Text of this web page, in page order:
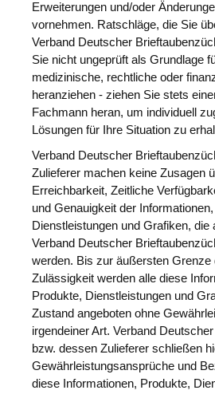
Erweiterungen und/oder
vornehmen. Ratschläge, die Sie
Verband Deutscher
Sie nicht ungeprüft als Grundlage
medizinische, rechtliche oder
heranziehen - ziehen Sie stets
Fachmann heran, um individuell
Lösungen für Ihre Situation zu
Verband Deutscher
Zulieferer machen keine Zusagen
Erreichbarkeit, Zeitliche
und Genauigkeit der
Dienstleistungen und Grafiken, die
Verband Deutscher
werden. Bis zur äußersten Grenze
Zulässigkeit werden alle diese
Produkte, Dienstleistungen und
Zustand angeboten ohne
irgendeiner Art. Verband
bzw. dessen Zulieferer schließen
Gewährleistungsansprüche und
diese Informationen, Produkte,